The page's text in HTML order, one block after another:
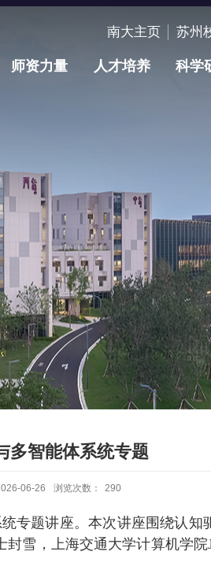
南大主页 苏州
师资力量 人才培养 科学
多智能体系统专题
06-26 浏览次数： 290
专题讲座。本次讲座围绕认
雪，上海交通大学计算机学